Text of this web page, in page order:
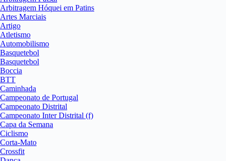
Arbitragem Hóquei em Patins
Artes Marciais
Artigo
Atletismo
Automobilismo
Basquetebol
Basquetebol
Boccia
BTT
Caminhada
Campeonato de Portugal
Campeonato Distrital
Campeonato Inter Distrital (f)
Capa da Semana
Ciclismo
Corta-Mato
Crossfit